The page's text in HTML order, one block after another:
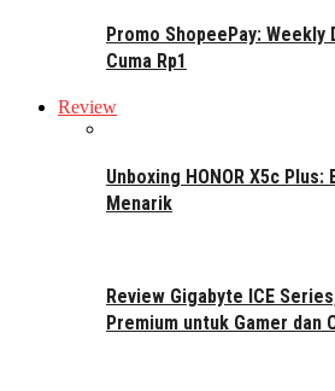
Promo ShopeePay: Weekly
Cuma Rp1
Review
Unboxing HONOR X5c
Menarik
Review Gigabyte ICE
Premium untuk Gamer dan